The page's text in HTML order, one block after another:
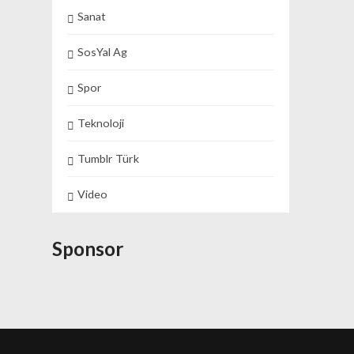
Sanat
SosYal Ag
Spor
Teknoloji
Tumblr Türk
Video
Sponsor